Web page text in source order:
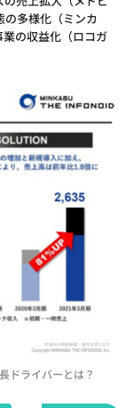
の多様化（ミンカ
の収益化（ロコガ
ドライバーとは？